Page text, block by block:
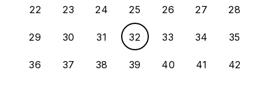
22 23 24 25 26 27 28
29 30 31 32 33 34 35
36 37 38 39 40 41 42